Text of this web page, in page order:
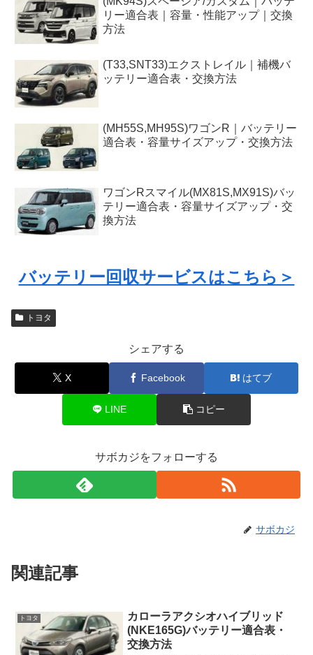
リー適合表｜容量・性能アップ｜交換
方法
(T33,SNT33)エクストレイル｜補機バ
ッテリー適合表・交換方法
(MH55S,MH95S)ワゴンR｜バッテリー
適合表・容量サイズアップ・交換方法
ワゴンRスマイル(MX81S,MX91S)バッ
テリー適合表・容量サイズアップ・交
換方法
バッテリー回収サービスはこちら＞
トヨタ
シェアする
X Facebook はてブ
LINE コピー
サボカジをフォローする
サボカジ
関連記事
トヨタ
カローラアクシオハイブリッド
(NKE165G)バッテリー適合表・
交換方法